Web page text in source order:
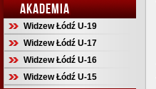
AKADEMIA
Widzew Łódź U-19
Widzew Łódź U-17
Widzew Łódź U-16
Widzew Łódź U-15